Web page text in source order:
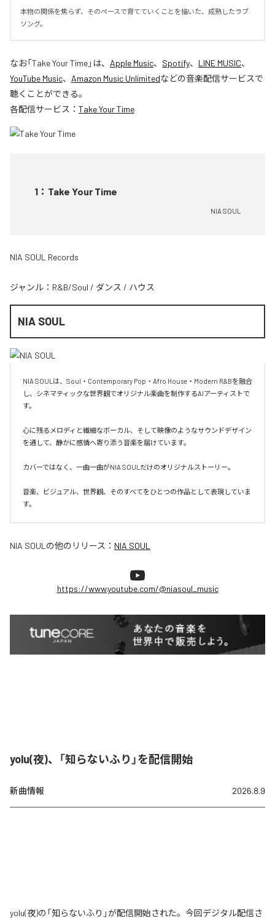
本物の関係を焦らず、そのペースで育てていくことを描いた、成熟したラブ
ソング。
なお「Take Your Time」は、 Apple Music、 Spotify、 LINE MUSIC、
YouTube Music、 Amazon Music Unlimitedなどの音楽配信サービスで
聴くことができる。
各配信サービス： Take Your Time
1 ： Take Your Time
NIA SOUL
NIA SOUL Records
ジャンル： R&B/Soul / ダンス / ハウス
NIA SOUL
NIA SOULは、Soul・Contemporary Pop・Afro House・Modern R&Bを融合
し、シネマティックな世界観でオリジナル楽曲を制作するAIアーティストで
す。
心に残るメロディと繊細なボーカル、そして映像のようなサウンドデザイン
を通して、静かに感情へ寄り添う音楽を届けています。
カバーではなく、一曲一曲がNIA SOULだけのオリジナルストーリー。
音楽、ビジュアル、世界観、そのすべてをひとつの作品として表現していま
す。
NIA SOUL の他のリリース： NIA SOUL
https://www.youtube.com/@niasoul_music
yolu(夜)、「知らないふり」を配信開始
新曲情報 2026.8.9
yolu(夜)の「知らないふり」が配信開始された。今回デジタル配信さ